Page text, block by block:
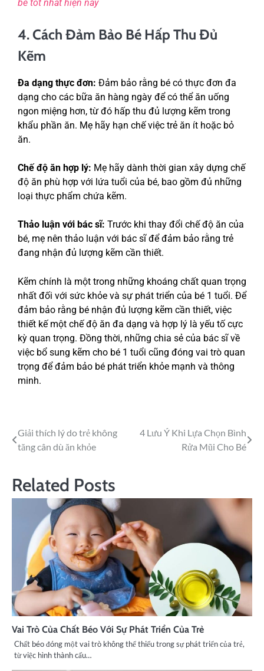
bé tốt nhất hiện nay
4. Cách Đảm Bảo Bé Hấp Thu Đủ
Kẽm
Đa dạng thực đơn: Đảm bảo rằng bé có thực đơn đa
dạng cho các bữa ăn hàng ngày để có thể ăn uống
ngon miệng hơn, từ đó hấp thu đủ lượng kẽm trong
khẩu phần ăn. Mẹ hãy hạn chế việc trẻ ăn ít hoặc bỏ
ăn.
Chế độ ăn hợp lý: Mẹ hãy dành thời gian xây dựng chế
độ ăn phù hợp với lứa tuổi của bé, bao gồm đủ những
loại thực phẩm chứa kẽm.
Thảo luận với bác sĩ: Trước khi thay đổi chế độ ăn của
bé, mẹ nên thảo luận với bác sĩ để đảm bảo rằng trẻ
đang nhận đủ lượng kẽm cần thiết.
Kẽm chính là một trong những khoáng chất quan trọng
nhất đối với sức khỏe và sự phát triển của bé 1 tuổi. Để
đảm bảo rằng bé nhận đủ lượng kẽm cần thiết, việc
thiết kế một chế độ ăn đa dạng và hợp lý là yếu tố cực
kỳ quan trọng. Đồng thời, những chia sẻ của bác sĩ về
việc bổ sung kẽm cho bé 1 tuổi cũng đóng vai trò quan
trọng để đảm bảo bé phát triển khỏe mạnh và thông
minh.
Giải thích lý do trẻ không
tăng cân dù ăn khỏe
4 Lưu Ý Khi Lựa Chọn Bình
Rửa Mũi Cho Bé
Related Posts
Vai Trò Của Chất Béo Với Sự Phát Triển Của Trẻ
Chất béo đóng một vai trò không thể thiếu trong sự phát triển của trẻ,
từ việc hình thành cấu…